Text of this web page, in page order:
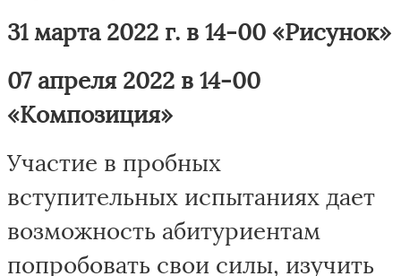
31 марта 2022 г. в 14-00 «Рисунок»
07 апреля 2022 в 14-00
«Композиция»
Участие в пробных
вступительных испытаниях дает
возможность абитуриентам
попробовать свои силы, изучить